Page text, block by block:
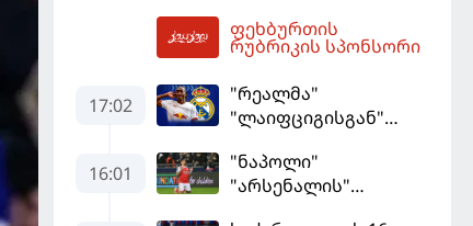
გადააყენეს
ფეხბურთის
რუბრიკის სპონსორი
17:02
"რეალმა"
"ლაიფციგისგან"
მილიონად შეიძინა
16:01
"ნაპოლი"
"არსენალის"